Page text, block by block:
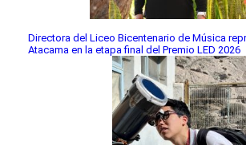
Directora del Liceo Bicentenario de Música
Atacama en la etapa final del Premio LED 2026